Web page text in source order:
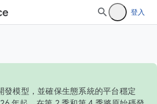
登入
發模型，並確保生態系統的平台穩定